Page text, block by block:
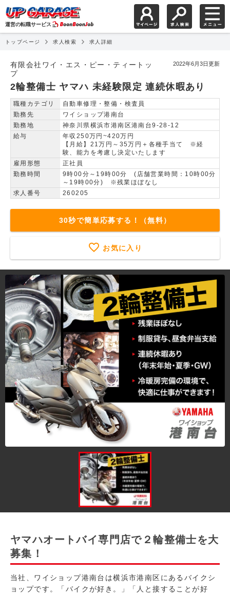
運営の転職サービス
トップページ 求人検索 求人詳細
有限会社ワイ・エス・ピー・ティートッ
プ
2022年6月3日更新
2輪整備士 ヤマハ 未経験限定 連続休暇あり
職種カテゴリ
自動車修理・整備・検査員
勤務先
ワイショップ港南台
勤務地
神奈川県横浜市港南区港南台9-28-12
給与
年収250万円~420万円
【月給】21万円～35万円＋各種手当て ※経
験、能力を考慮し決定いたします
雇用形態
正社員
勤務時間
9時00分～19時00分 (店舗営業時間：10時00分
～19時00分) ※残業ほぼなし
求人番号
260205
30秒で簡単応募する！（無料）
お気に入り
ヤマハオートバイ専門店で２輪整備士を大
募集！
当社、ワイショップ港南台は横浜市港南区にあるバイクシ
ョップです。「バイクが好き。」「人と接することが好